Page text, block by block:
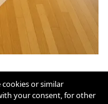
or similar
your consent, for other